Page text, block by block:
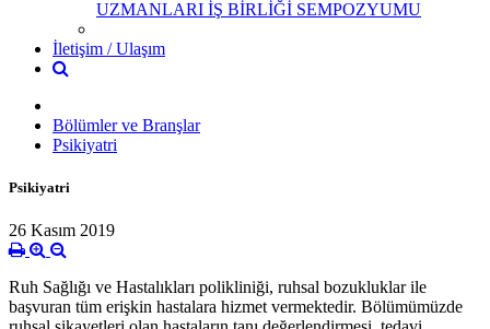
UZMANLARI İŞ BİRLİĞİ SEMPOZYUMU
İletişim / Ulaşım
Bölümler ve Branşlar
Psikiyatri
Psikiyatri
26 Kasım 2019
Ruh Sağlığı ve Hastalıkları polikliniği, ruhsal bozukluklar ile
başvuran tüm erişkin hastalara hizmet vermektedir. Bölümümüzde